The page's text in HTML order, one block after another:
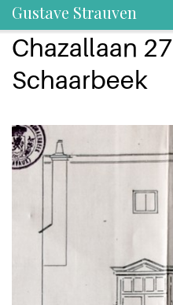
Gustave Strauven
Chazallaan 27
Schaarbeek